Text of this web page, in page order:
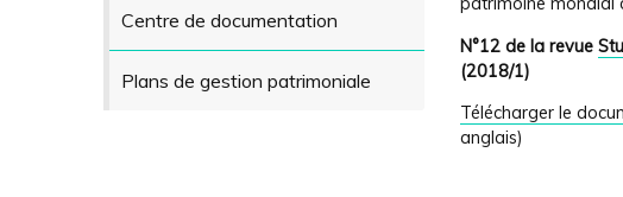
Centre de documentation
Plans de gestion patrimoniale
N°12 de la revue
(2018/1)
Télécharger le
anglais)